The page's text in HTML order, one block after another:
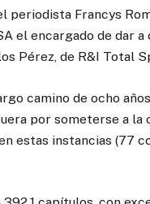
Francys
el encargado de dar
Pérez, de R&I Total
camino de ocho
por someterse a la
estas instancias (77